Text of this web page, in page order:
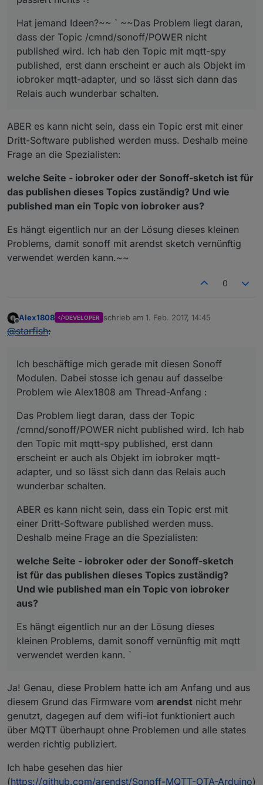
Hat jemand Ideen?~~ ` ~~Das Problem liegt daran,
dass der Topic /cmnd/sonoff/POWER nicht
published wird. Ich hab den Topic mit mqtt-spy
published, erst dann erscheint er auch als Objekt im
iobroker mqtt-adapter, und so lässt sich dann das
Relais auch wunderbar schalten.
ABER es kann nicht sein, dass ein Topic erst mit einer
Dritt-Software published werden muss. Deshalb meine
Frage an die Spezialisten:
welche Seite - iobroker oder der Sonoff-sketch ist für
das publishen dieses Topics zuständig? Und wie
published man ein Topic von iobroker aus?
Es hängt eigentlich nur an der Lösung dieses kleinen
Problems, damit sonoff mit arendst sketch vernünftig
verwendet werden kann.~~
0
Offline
Alex1808 DEVELOPER schrieb am 1. Feb. 2017, 14:45
zuletzt editiert von
@starfish:
Ich beschäftige mich gerade mit diesen Sonoff
Modulen. Dabei stosse ich genau auf dasselbe
Problem wie Alex1808 am Thread-Anfang :
Das Problem liegt daran, dass der Topic
/cmnd/sonoff/POWER nicht published wird. Ich hab
den Topic mit mqtt-spy published, erst dann
erscheint er auch als Objekt im iobroker mqtt-
adapter, und so lässt sich dann das Relais auch
wunderbar schalten.
ABER es kann nicht sein, dass ein Topic erst mit
einer Dritt-Software published werden muss.
Deshalb meine Frage an die Spezialisten:
welche Seite - iobroker oder der Sonoff-sketch
ist für das publishen dieses Topics zuständig?
Und wie published man ein Topic von iobroker
aus?
Es hängt eigentlich nur an der Lösung dieses
kleinen Problems, damit sonoff vernünftig mit mqtt
verwendet werden kann. `
Ja! Genau, diese Problem hatte ich am Anfang und aus
diesem Grund das Firmware vom arendst nicht mehr
genutzt, dagegen auf dem wifi-iot funktioniert auch
über MQTT überhaupt ohne Problemen und alle states
werden richtig publiziert.
Ich habe gesehen das hier
(https://github.com/arendst/Sonoff-MQTT-OTA-Arduino)